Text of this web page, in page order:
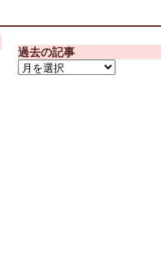
過去の記事